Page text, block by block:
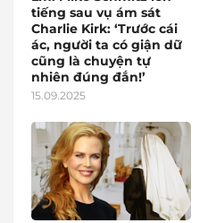
tiếng sau vụ ám sát
Charlie Kirk: ‘Trước cái
ác, người ta có giận dữ
cũng là chuyện tự
nhiên đúng đắn!’
15.09.2025